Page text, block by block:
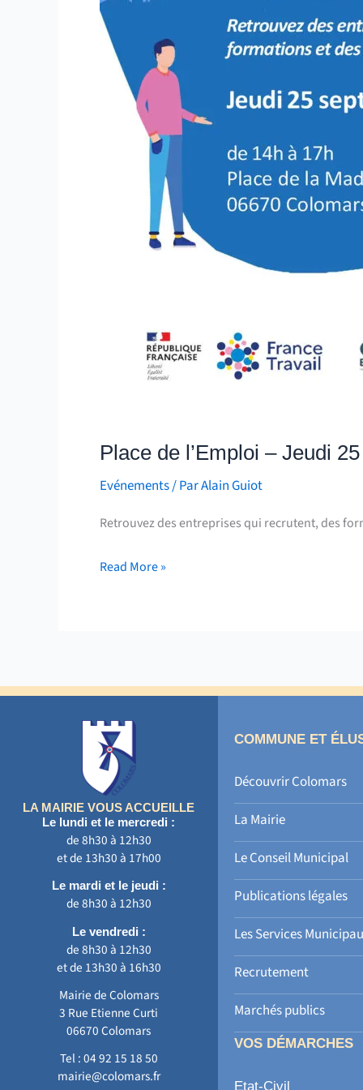
Place de l’Emploi – Jeudi
Evénements/ ParAlain Guiot
Retrouvez des entreprises qui recrutent, des
Read More »
LA MAIRIE VOUS ACCUEILLE
Le lundi et le mercredi :
de 8h30 à 12h30
et de 13h30 à 17h00
Le mardi et le jeudi :
de 8h30 à 12h30
Le vendredi :
de 8h30 à 12h30
et de 13h30 à 16h30
Mairie de Colomars
3 Rue Etienne Curti
06670 Colomars
Tel :04 92 15 18 50
mairie@colomars.fr
COMMUNE ET
Découvrir Colomars
La Mairie
Le Conseil Municipal
Publications légales
Les Services
Recrutement
Marchés publics
VOS DÉMARCHES
Etat-Civil